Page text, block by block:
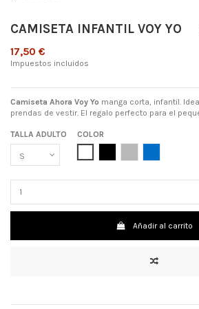
CAMISETA INFANTIL VOY YO
17,50 €
Impuestos incluidos
Camiseta Ahora Voy Yo manga corta, infantil.
prendas de vestir. El regalo perfecto para el
TALLA ADULTO
COLOR
Añadir al carrito